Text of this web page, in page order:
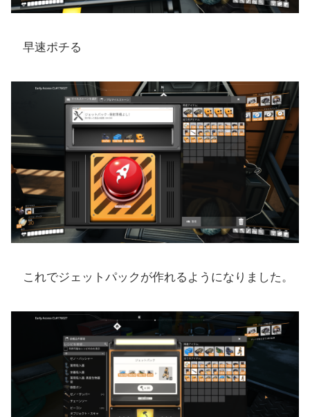
早速ポチる
これでジェットパックが作れるようになりました。